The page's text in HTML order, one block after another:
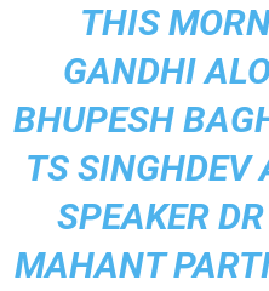
THIS
GANDHI
BHUPESH
TS SINGHDEV
SPEAKER
MAHANT